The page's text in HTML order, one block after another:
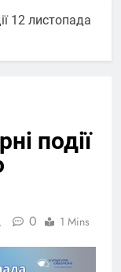
12 листопада
події
0 1 Mins